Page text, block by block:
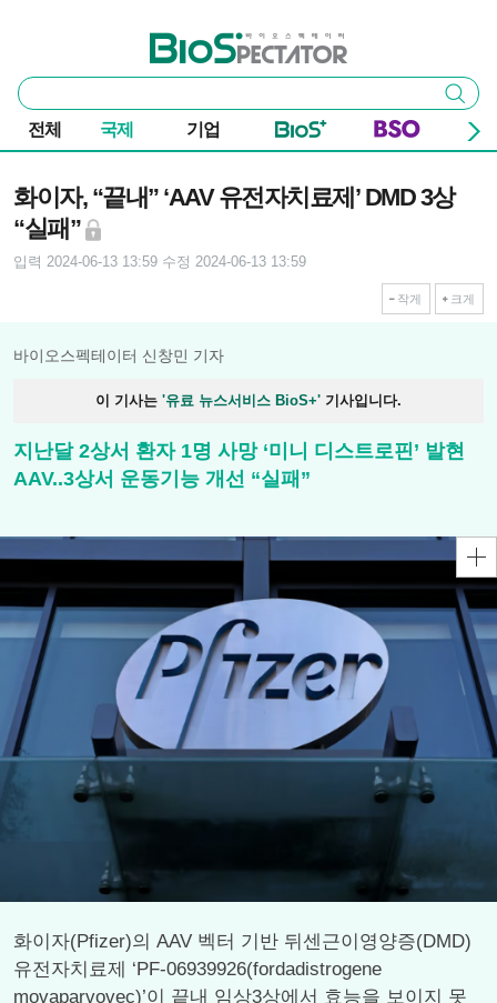
바이오스펙테이터
통
합
검
색
검색
전체 국제 기업
화이자, “끝내” ‘AAV 유전자치료제’ DMD 3상
“실패”
입력 2024-06-13 13:59 수정 2024-06-13 13:59
작게 크게
바이오스펙테이터 신창민 기자
이 기사는 '유료 뉴스서비스 BioS+' 기사입니다.
지난달 2상서 환자 1명 사망 ‘미니 디스트로핀’ 발현
AAV..3상서 운동기능 개선 “실패”
화이자(Pfizer)의 AAV 벡터 기반 뒤센근이영양증(DMD)
유전자치료제 ‘PF-06939926(fordadistrogene
movaparvovec)’이 끝내 임상3상에서 효능을 보이지 못